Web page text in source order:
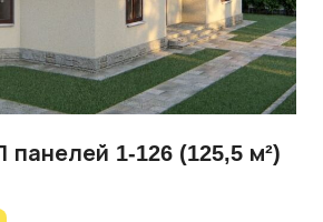
панелей 1-126 (125,5 м²)